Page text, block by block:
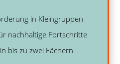
in Kleingruppen
nachhaltige Fortschritte
bis zu zwei Fächern